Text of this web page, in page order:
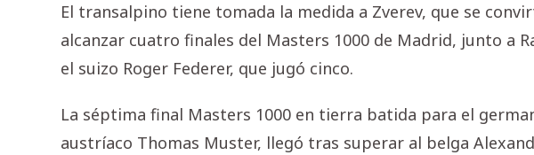
El transalpino tiene tomada la medida a Zverev, que se
alcanzar cuatro finales del Masters 1000 de Madrid, junto a
el suizo Roger Federer, que jugó cinco.
La séptima final Masters 1000 en tierra batida para el
austríaco Thomas Muster, llegó tras superar al belga